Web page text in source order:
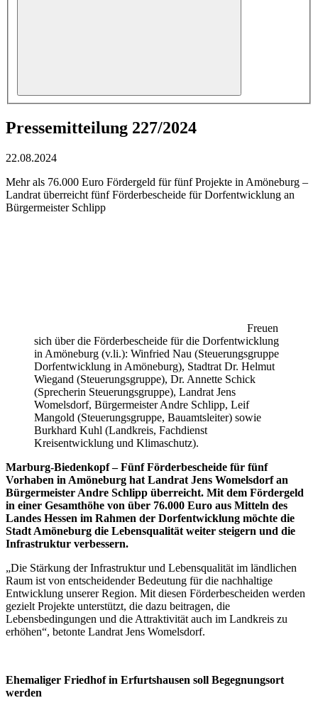
Pressemitteilung 227/2024
22.08.2024
Mehr als 76.000 Euro Fördergeld für fünf Projekte in Amöneburg –
Landrat überreicht fünf Förderbescheide für Dorfentwicklung an
Bürgermeister Schlipp
Freuen
sich über die Förderbescheide für die Dorfentwicklung
in Amöneburg (v.li.): Winfried Nau (Steuerungsgruppe
Dorfentwicklung in Amöneburg), Stadtrat Dr. Helmut
Wiegand (Steuerungsgruppe), Dr. Annette Schick
(Sprecherin Steuerungsgruppe), Landrat Jens
Womelsdorf, Bürgermeister Andre Schlipp, Leif
Mangold (Steuerungsgruppe, Bauamtsleiter) sowie
Burkhard Kuhl (Landkreis, Fachdienst
Kreisentwicklung und Klimaschutz).
Marburg-Biedenkopf – Fünf Förderbescheide für fünf
Vorhaben in Amöneburg hat Landrat Jens Womelsdorf an
Bürgermeister Andre Schlipp überreicht. Mit dem Fördergeld
in einer Gesamthöhe von über 76.000 Euro aus Mitteln des
Landes Hessen im Rahmen der Dorfentwicklung möchte die
Stadt Amöneburg die Lebensqualität weiter steigern und die
Infrastruktur verbessern.
„Die Stärkung der Infrastruktur und Lebensqualität im ländlichen
Raum ist von entscheidender Bedeutung für die nachhaltige
Entwicklung unserer Region. Mit diesen Förderbescheiden werden
gezielt Projekte unterstützt, die dazu beitragen, die
Lebensbedingungen und die Attraktivität auch im Landkreis zu
erhöhen“, betonte Landrat Jens Womelsdorf.
Ehemaliger Friedhof in Erfurtshausen soll Begegnungsort
werden